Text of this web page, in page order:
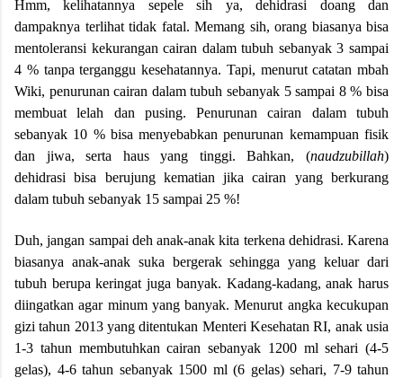
Hmm, kelihatannya sepele sih ya, dehidrasi doang dan
dampaknya terlihat tidak fatal. Memang sih, orang biasanya bisa
mentoleransi kekurangan cairan dalam tubuh sebanyak 3 sampai
4 % tanpa terganggu kesehatannya. Tapi, menurut catatan mbah
Wiki, penurunan cairan dalam tubuh sebanyak 5 sampai 8 % bisa
membuat lelah dan pusing. Penurunan cairan dalam tubuh
sebanyak 10 % bisa menyebabkan penurunan kemampuan fisik
dan jiwa, serta haus yang tinggi. Bahkan, (naudzubillah)
dehidrasi bisa berujung kematian jika cairan yang berkurang
dalam tubuh sebanyak 15 sampai 25 %!
Duh, jangan sampai deh anak-anak kita terkena dehidrasi. Karena
biasanya anak-anak suka bergerak sehingga yang keluar dari
tubuh berupa keringat juga banyak. Kadang-kadang, anak harus
diingatkan agar minum yang banyak. Menurut angka kecukupan
gizi tahun 2013 yang ditentukan Menteri Kesehatan RI, anak usia
1-3 tahun membutuhkan cairan sebanyak 1200 ml sehari (4-5
gelas), 4-6 tahun sebanyak 1500 ml (6 gelas) sehari, 7-9 tahun